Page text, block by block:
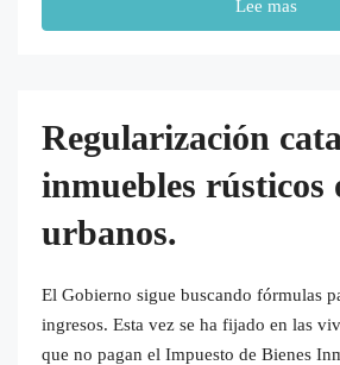
Lee mas
Regularización
inmuebles rústicos
urbanos.
El Gobierno sigue buscando fórmulas
ingresos. Esta vez se ha fijado en las
que no pagan el Impuesto de Bienes